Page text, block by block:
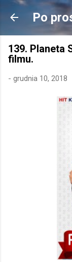
Po
139. Planeta
filmu.
- grudnia 10, 2018